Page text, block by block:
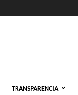
TRANSPARENCIA